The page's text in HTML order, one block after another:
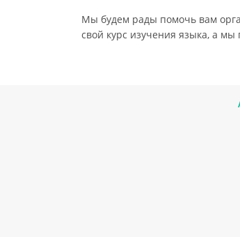
Мы будем рады помочь вам
свой курс изучения языка, а